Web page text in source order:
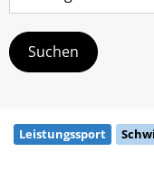
Leistungssport
Sportentwicklung
Service
Anti-Doping
Recht auf sicheren
Abteilungen
Freiwasserschwimmen